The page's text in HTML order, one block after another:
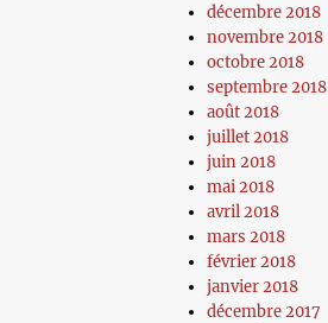
décembre 2018
novembre 2018
octobre 2018
septembre 2018
août 2018
juillet 2018
juin 2018
mai 2018
avril 2018
mars 2018
février 2018
janvier 2018
décembre 2017